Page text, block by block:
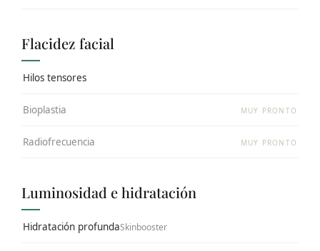
Flacidez facial
Hilos tensores
Bioplastia MUY PRONTO
Radiofrecuencia MUY PRONTO
Luminosidad e hidratación
Hidratación profundaSkinbooster